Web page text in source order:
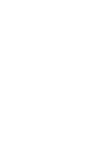
il giusto connubio tra
professionale.